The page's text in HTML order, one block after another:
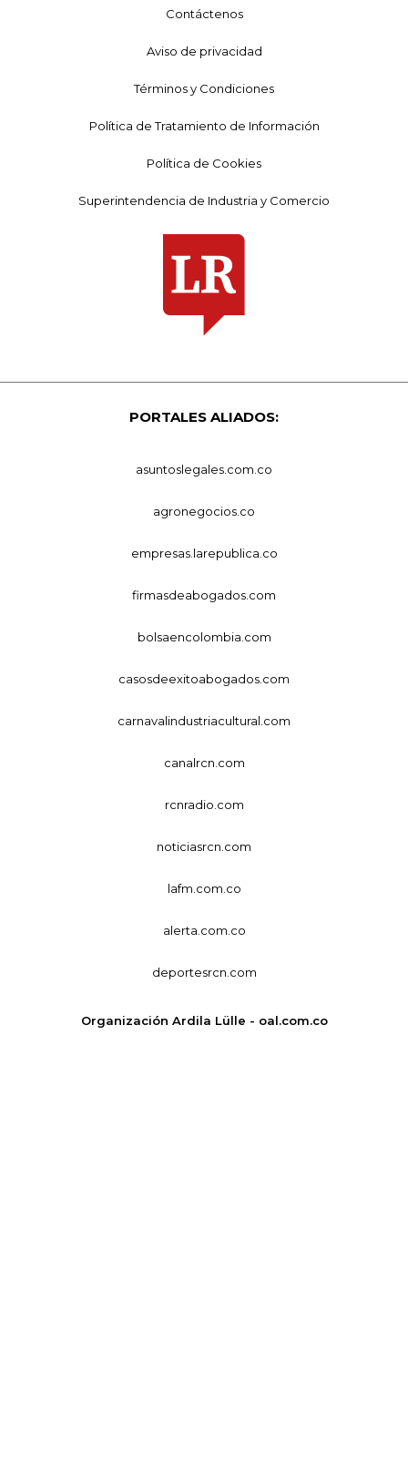
Contáctenos
Aviso de privacidad
Términos y Condiciones
Política de Tratamiento de Información
Política de Cookies
Superintendencia de Industria y Comercio
PORTALES ALIADOS:
asuntoslegales.com.co
agronegocios.co
empresas.larepublica.co
firmasdeabogados.com
bolsaencolombia.com
casosdeexitoabogados.com
carnavalindustriacultural.com
canalrcn.com
rcnradio.com
noticiasrcn.com
lafm.com.co
alerta.com.co
deportesrcn.com
Organización Ardila Lülle - oal.com.co